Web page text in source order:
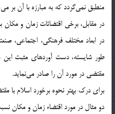
منطبق نمي‌گردد که به مبارزه با آن بر
در مقابل، برخي اقتضائات زمان و
در ابعاد مختلف فرهنگي، اجتماعي،
طور شايسته، دست آوردهاي مثبت
مقتضي در مورد آن را صادر مي‌نمايد.
براي درک بهتر نحوه برخورد اسلام با
دو مثال در مورد اقتضاء زمان و مکان